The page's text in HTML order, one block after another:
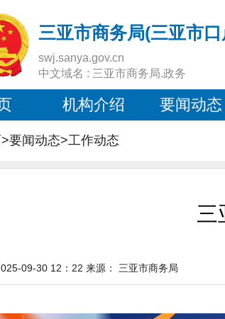
三亚市商务局(三亚市
swj.sanya.gov.cn
中文域名 : 三亚市商务局.政务
机构介绍 要闻动态
要闻动态>工作动态
三
09-30 12：22 来源： 三亚市商务局